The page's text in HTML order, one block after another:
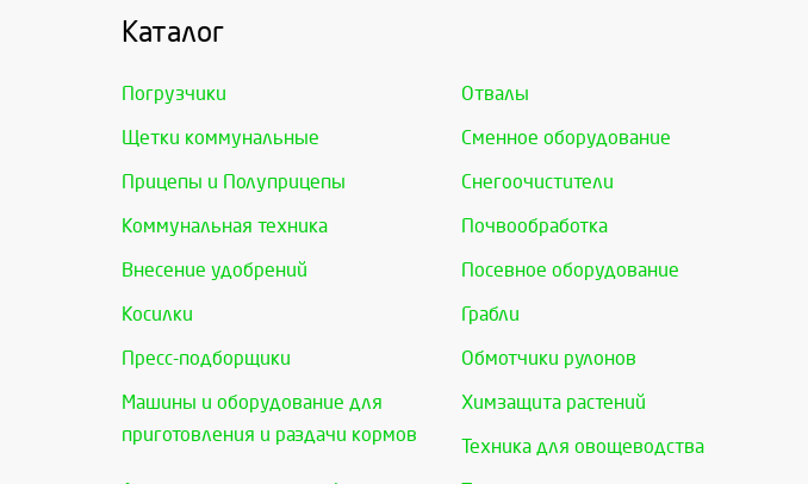
Каталог
Погрузчики Отвалы
Щетки коммунальные Сменное оборудование
Прицепы и Полуприцепы Снегоочистители
Коммунальная техника Почвообработка
Внесение удобрений Посевное оборудование
Косилки Грабли
Пресс-подборщики Обмотчики рулонов
Машины и оборудование для
приготовления и раздачи кормов
Химзащита растений
Техника для овощеводства